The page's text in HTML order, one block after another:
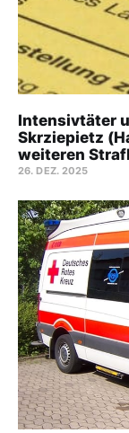
Intensivtäter
Skrziepietz
weiteren
26. DEZ. 2025